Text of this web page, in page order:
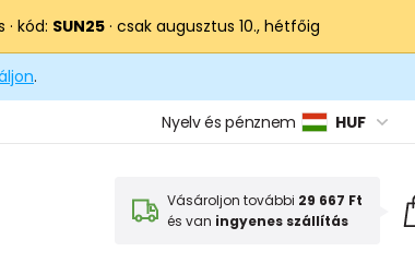
kód: SUN25· csak augusztus 10., hétfőig
.
Nyelv és pénznem HUF
Vásároljon további 29 667 Ft
és van ingyenes szállítás